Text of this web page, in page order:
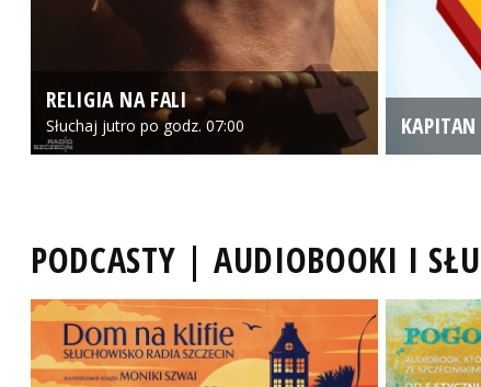
RELIGIA NA FALI
Słuchaj jutro po godz. 07:00
PODCASTY | AUDIOBOOKI I